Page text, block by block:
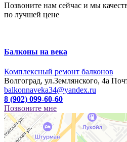
Позвоните нам сейчас и мы
по лучшей цене
Балконы на века
Комплексный ремонт балконов
Волгоград, ул.Землянского, 4а
balkonnaveka34@yandex.ru
8 (902) 099-60-60
Позвоните мне